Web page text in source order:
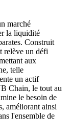
marché
la liquidité
Construit
relève un défi
aux
telle
un actif
Chain, le tout au
le besoin de
améliorant ainsi
l'ensemble de